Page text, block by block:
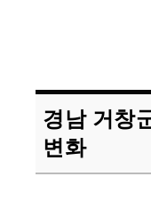
경남 거창
변화